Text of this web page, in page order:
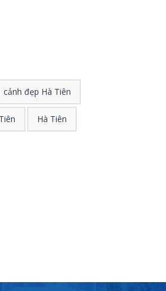
cảnh đẹp Hà Tiên
Hà Tiên